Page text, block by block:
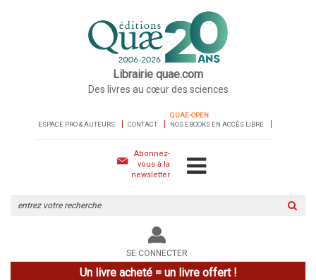
Librairie quae.com
Des livres au cœur des sciences
ESPACE PRO & AUTEURS CONTACT
QUAE-OPEN
NOS EBOOKS EN ACCÈS LIBRE
Abonnez-
vous à la
newsletter
le
site
SE CONNECTER
Un livre acheté = un livre offert !